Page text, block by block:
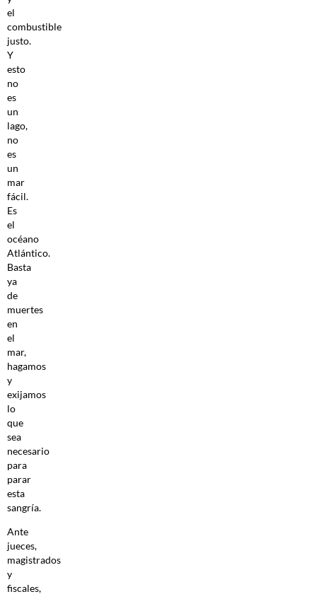
el
combustible
justo.
Y
esto
no
es
un
lago,
no
es
un
mar
fácil.
Es
el
océano
Atlántico.
Basta
ya
de
muertes
en
el
mar,
hagamos
y
exijamos
lo
que
sea
necesario
para
parar
esta
sangría.
Ante
jueces,
magistrados
y
fiscales,